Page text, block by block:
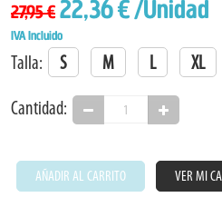
27,95 € 22,36 €/Unidad
IVA Incluido
Talla: S M L XL
Cantidad:
AÑADIR AL CARRITO VER MI